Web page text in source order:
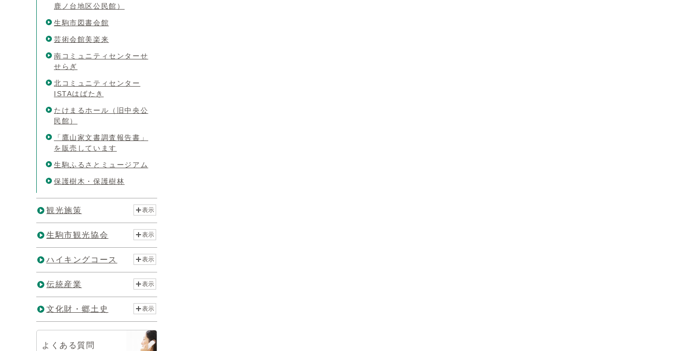
鹿ノ台地区公民館）
生駒市図書会館
芸術会館美楽来
南コミュニティセンターせ
せらぎ
北コミュニティセンター
ISTAはばたき
たけまるホール（旧中央公
民館）
「鷹山家文書調査報告書」
を販売しています
生駒ふるさとミュージアム
保護樹木・保護樹林
観光施策 表示
生駒市観光協会 表示
ハイキングコース 表示
伝統産業 表示
文化財・郷土史 表示
よくある質問